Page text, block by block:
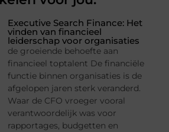
Executive Search Finance: Het
vinden van financieel
leiderschap voor organisaties
de groeiende behoefte aan
financieel toptalent De financiële
functie binnen organisaties is de
afgelopen jaren sterk veranderd.
Waar de CFO vroeger vooral
verantwoordelijk was voor
rapportages, budgetten en